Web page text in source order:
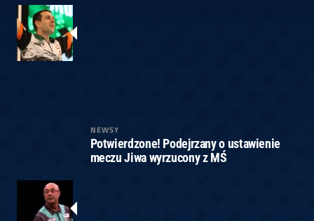
NEWSY
Potwierdzone! Podejrzany o ustawienie
meczu Jiwa wyrzucony z MŚ